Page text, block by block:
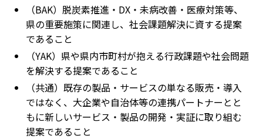
（BAK）脱炭素推進・DX・未病改善・医療対策等、
県の重要施策に関連し、社会課題解決に資する提案
であること
（YAK）県や県内市町村が抱える行政課題や社会問題
を解決する提案であること
（共通）既存の製品・サービスの単なる販売・導入
ではなく、大企業や自治体等の連携パートナーとと
もに新しいサービス・製品の開発・実証に取り組む
提案であること